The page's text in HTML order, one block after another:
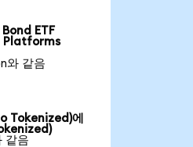
ETF
Platforms
와 같음
Tokenized)에
같음